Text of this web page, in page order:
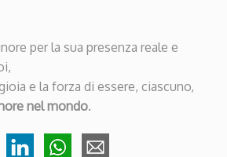
per la sua presenza reale e
e la forza di essere, ciascuno,
nel mondo.